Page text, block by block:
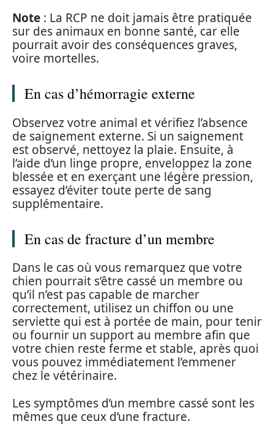
Note : La RCP ne doit jamais être pratiquée
sur des animaux en bonne santé, car elle
pourrait avoir des conséquences graves,
voire mortelles.
En cas d’hémorragie externe
Observez votre animal et vérifiez l’absence
de saignement externe. Si un saignement
est observé, nettoyez la plaie. Ensuite, à
l’aide d’un linge propre, enveloppez la zone
blessée et en exerçant une légère pression,
essayez d’éviter toute perte de sang
supplémentaire.
En cas de fracture d’un membre
Dans le cas où vous remarquez que votre
chien pourrait s’être cassé un membre ou
qu’il n’est pas capable de marcher
correctement, utilisez un chiffon ou une
serviette qui est à portée de main, pour tenir
ou fournir un support au membre afin que
votre chien reste ferme et stable, après quoi
vous pouvez immédiatement l’emmener
chez le vétérinaire.
Les symptômes d’un membre cassé sont les
mêmes que ceux d’une fracture.